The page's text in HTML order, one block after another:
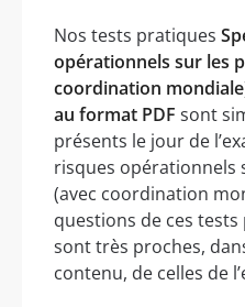
Nos tests pratiques
opérationnels sur les
coordination
au format PDF sont
présents le jour de
risques opérationnels
(avec coordination
questions de ces
sont très proches,
contenu, de celles de